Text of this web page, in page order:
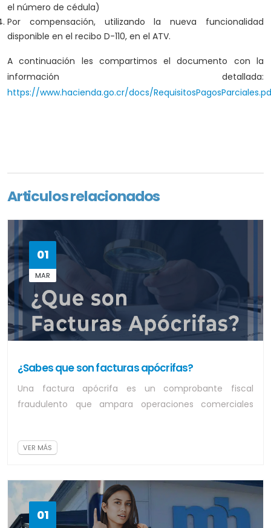
el número de cédula)
Por compensación, utilizando la nueva funcionalidad
disponible en el recibo D-110, en el ATV.
A continuación les compartimos el documento con la
información detallada:
https://www.hacienda.go.cr/docs/
Articulos relacionados
01
MAR
¿Sabes que son facturas apócrifas?
Una factura apócrifa es un comprobante fiscal
fraudulento que ampara operaciones comerciales
VER MÁS
01